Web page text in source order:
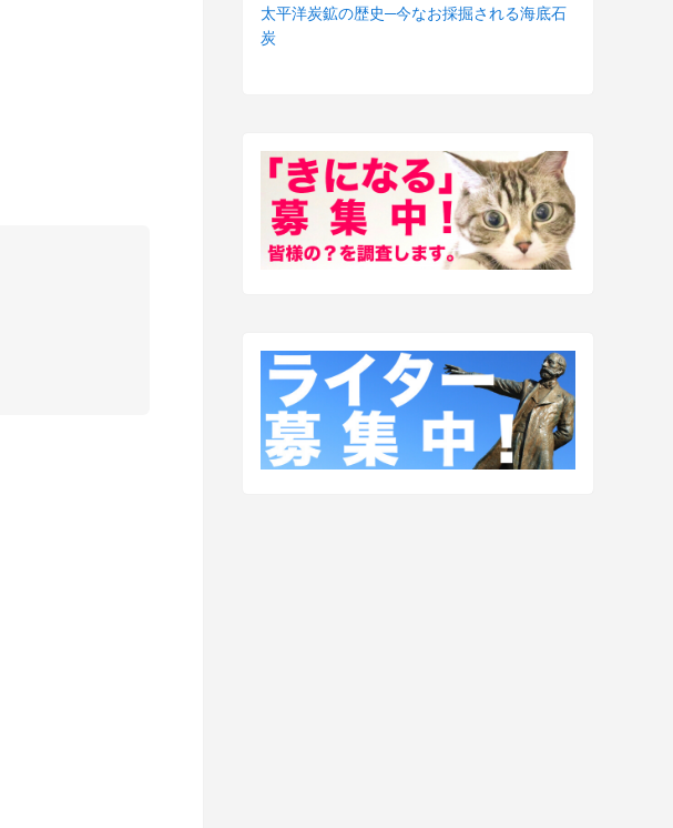
(3)
太平洋炭鉱の歴史─今なお採掘される海底石
炭